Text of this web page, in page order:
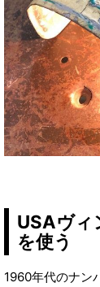
USAヴィ
を使う
1960年代のナン